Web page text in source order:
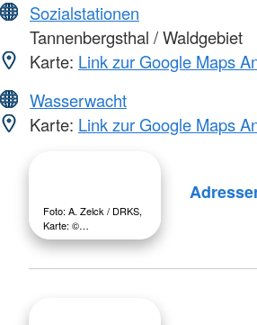
Sozialstationen
Tannenbergsthal / Waldgebiet
Karte: Link zur Google Maps
Wasserwacht
Karte: Link zur Google Maps
Foto: A. Zelck / DRKS,
Karte: ©…